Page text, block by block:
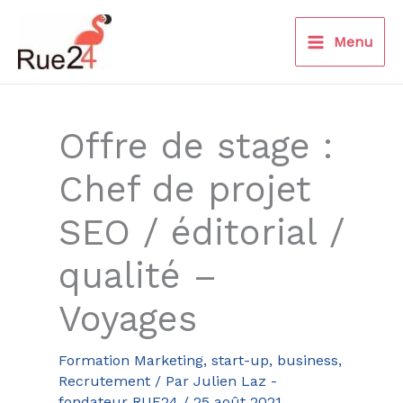
contenu
Menu
Offre de stage :
Chef de projet
SEO / éditorial /
qualité –
Voyages
Formation Marketing, start-up, business,
Recrutement / Par Julien Laz -